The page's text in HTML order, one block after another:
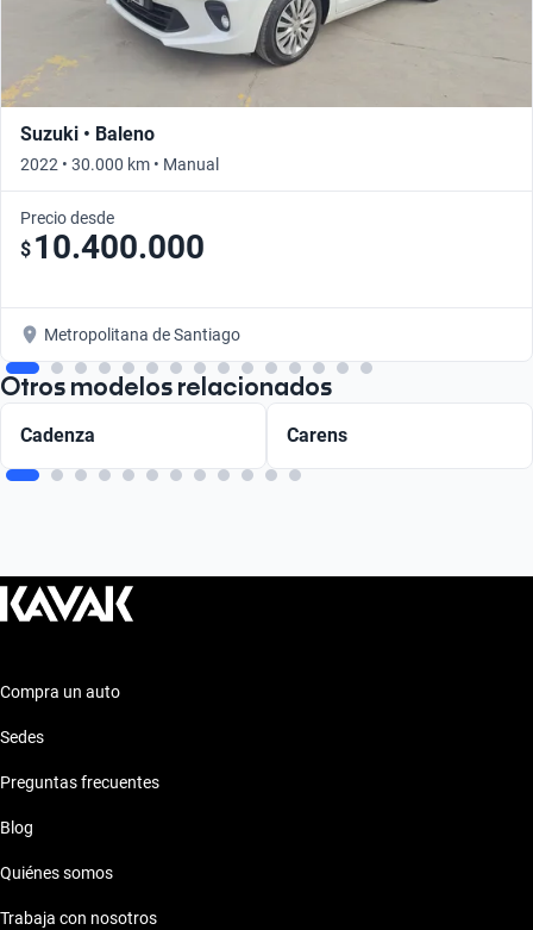
Suzuki • Baleno
2022 • 30.000 km • Manual
Precio desde
$ 10.400.000
Metropolitana de Santiago
Otros modelos relacionados
Cadenza Carens
Compra un auto
Sedes
Preguntas frecuentes
Blog
Quiénes somos
Trabaja con nosotros